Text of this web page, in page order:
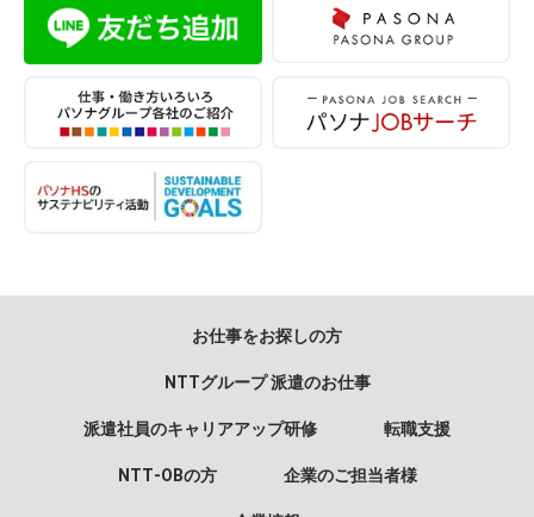
お仕事をお探しの方
NTTグループ 派遣のお仕事
派遣社員のキャリアアップ研修 転職支援
NTT‐OBの方 企業のご担当者様